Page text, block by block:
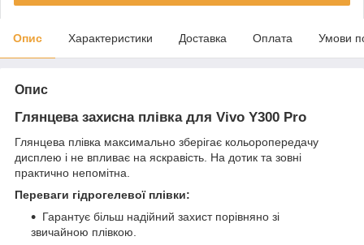
Опис Характеристики Доставка Оплата Умови
Опис
Глянцева захисна плівка для Vivo Y300 Pro
Глянцева плівка максимально зберігає кольоропередачу
дисплею і не впливає на яскравість. На дотик та зовні
практично непомітна.
Переваги гідрогелевої плівки:
Гарантує більш надійний захист порівняно зі
звичайною плівкою.